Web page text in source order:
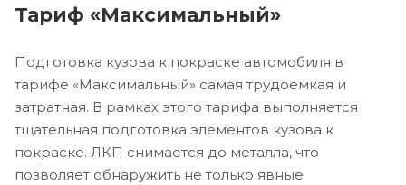
Тариф «Максимальный»
Подготовка кузова к покраске автомобиля в
тарифе «Максимальный» самая трудоемкая и
затратная. В рамках этого тарифа выполняется
тщательная подготовка элементов кузова к
покраске. ЛКП снимается до металла, что
позволяет обнаружить не только явные